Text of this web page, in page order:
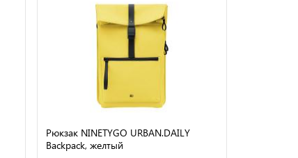
Рюкзак NINETYGO URBAN.DAILY
Backpack, желтый